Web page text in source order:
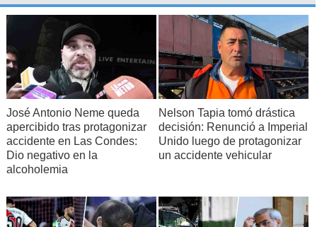
José Antonio Neme queda
apercibido tras protagonizar
accidente en Las Condes:
Dio negativo en la
alcoholemia
Nelson Tapia tomó drástica
decisión: Renunció a Imperial
Unido luego de protagonizar
un accidente vehicular